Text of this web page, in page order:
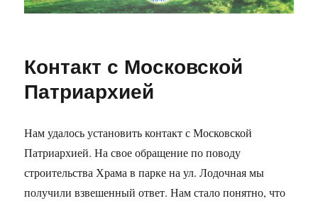
Контакт с Московской
Патриархией
Нам удалось установить контакт с Московской
Патриархией. На свое обращение по поводу
строительства Храма в парке на ул. Лодочная мы
получили взвешенный ответ. Нам стало понятно, что